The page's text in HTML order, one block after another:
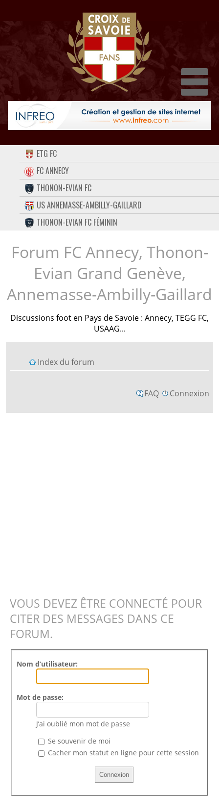
ACCUEIL
FORUM
CONTACT
FACEBOOK
TWITTER
INSTAGRAM
ETG FC
FC ANNECY
THONON-EVIAN FC
US ANNEMASSE-AMBILLY-GAILLARD
THONON-EVIAN FC FÉMININ
Forum FC Annecy, Thonon-
Evian Grand Genève,
Annemasse-Ambilly-Gaillard
Discussions foot en Pays de Savoie : Annecy, TEGG FC,
USAAG...
Index du forum
FAQ Connexion
VOUS DEVEZ ÊTRE CONNECTÉ POUR
CITER DES MESSAGES DANS CE
FORUM.
Nom d’utilisateur:
Mot de passe:
J’ai oublié mon mot de passe
Se souvenir de moi
Cacher mon statut en ligne pour cette session